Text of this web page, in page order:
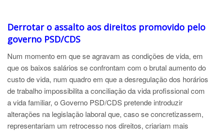
Derrotar o assalto aos direitos promovido pelo
governo PSD/CDS
Num momento em que se agravam as condições de vida, em
que os baixos salários se confrontam com o brutal aumento do
custo de vida, num quadro em que a desregulação dos horários
de trabalho impossibilita a conciliação da vida profissional com
a vida familiar, o Governo PSD/CDS pretende introduzir
alterações na legislação laboral que, caso se concretizassem,
representariam um retrocesso nos direitos, criariam mais